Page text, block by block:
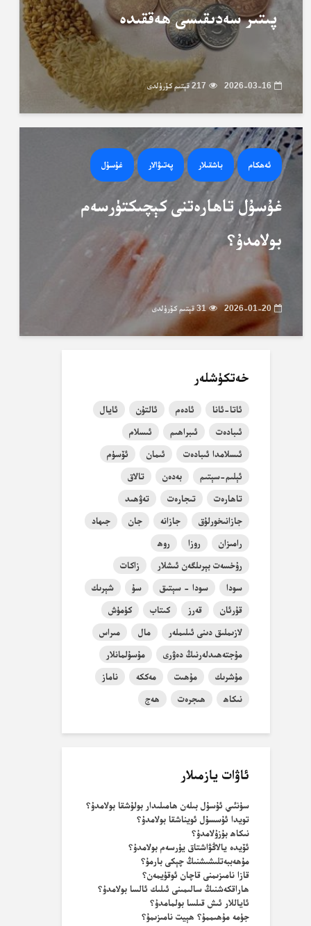
پىتىر سەدىقىسى ھەققىدە
2026-03-16 217 قېتىم كۆرۈلدى
ئەھكام باشقىلار پەتىۋالار غۇسۇل
غۇسۇل تاھارەتنى كېچىكتۈرسەم
بولامدۇ؟
2026-01-20 31 قېتىم كۆرۈلدى
خەتكۈشلەر
ئاتا-ئانا ئادەم ئالتۇن
ئايال
ئىبادەت
ئىبراھىم
ئىسلام
ئىسلامدا ئىبادەت
ئىمان
ئۆسۈم
ئېلىم-سېتىم
بەدەن
تالاق
تاھارەت
تىجارەت
تەۋھىد
جازانىخورلۇق
جازانە جان
جىھاد
رامىزان
روزا
روھ
رۇخسەت بېرىلگەن ئىشلار
زاكات
سودا
سودا - سېتىق سۇ
شېرىك
قۇرئان
قەرز كىتاب
كۈمۈش
لازىملىق دىنى ئىلىملەر
مال
مىراس
مۇجتەھىدلەرنىڭ دەۋرى
مۇسۇلمانلار
مۇشرىك
مۇھىت مەككە
ناماز
نىكاھ
ھىجرەت ھەج
ئاۋات يازمىلار
سۈنئىي ئۇسۇل بىلەن ھامىلىدار بولۇشقا بولامدۇ؟
تويدا ئۇسسۇل ئويناشقا بولامدۇ؟
نىكاھ بۇزۇلامدۇ؟
ئۆيدە يالاڭۋاشتاق يۈرسەم بولامدۇ؟
مۇھەببەتلىشىشنىڭ چېكى بارمۇ؟
قازا نامىزىمنى قاچان ئوقۇيمەن؟
ھاراقكەشنىڭ سالىمىنى ئىلىك ئالسا بولامدۇ؟
ئاياللار ئىش قىلسا بولمامدۇ؟
جۈمە مۇھىممۇ؟ ھېيت نامىزىمۇ؟